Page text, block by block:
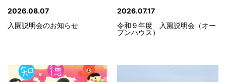
2026.08.07
入園説明会のお知らせ
2026.07.17
令和９年度 入園説明会（オー
プンハウス）